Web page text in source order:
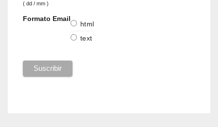
( dd / mm )
Formato Email
html
text